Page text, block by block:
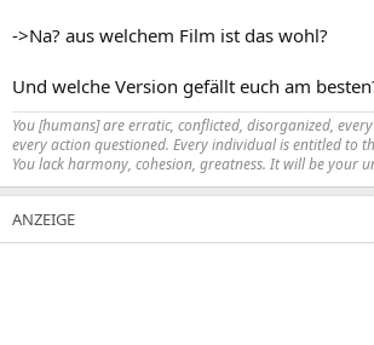
->Na? aus welchem Film ist das wohl?
Und welche Version gefällt euch am
You [humans] are erratic, conflicted, disorganized,
every action questioned. Every individual is entitled to
You lack harmony, cohesion, greatness. It will be your